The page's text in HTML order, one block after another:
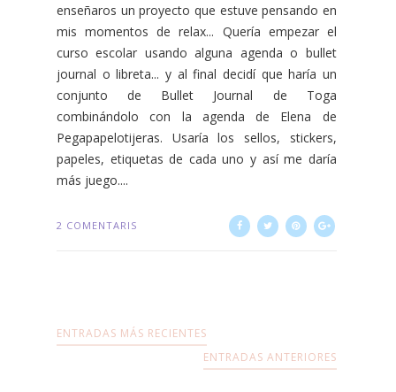
enseñaros un proyecto que estuve pensando en
mis momentos de relax... Quería empezar el
curso escolar usando alguna agenda o bullet
journal o libreta... y al final decidí que haría un
conjunto de Bullet Journal de Toga
combinándolo con la agenda de Elena de
Pegapapelotijeras. Usaría los sellos, stickers,
papeles, etiquetas de cada uno y así me daría
más juego....
2 COMENTARIS
ENTRADAS MÁS RECIENTES
ENTRADAS ANTERIORES